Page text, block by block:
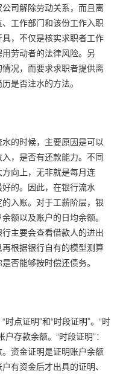
司解除劳动关系，而且离
工作部门和该份工作入职
，不仅是核实求职者工作
劳动者的法律风险。另
况，而要求求职者提供离
是否注水的方法。
的时候，主要原因是可以
，是否有还款能力。不同
向上，无非就是每月连
的。因此，在银行流水
入账。对于工薪阶层，银
额以及账户的日均余额。
主要会查看借款人的进出
根据银行自有的模型测算
否能够按时偿还债务。
点证明”和“时段证明”。“时
存款余额。“时段证明”：
资金证明是证明账户余额
有资金后才出具的证明、